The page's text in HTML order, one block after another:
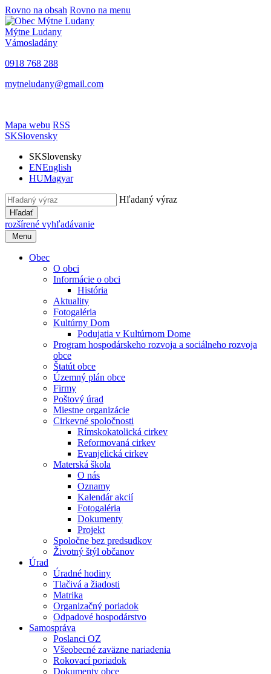
Rovno na obsah Rovno na menu
Mýtne Ludany
Vámosladány
0918 768 288
mytneludany@gmail.com
Mapa webu RSS
SKSlovensky
SKSlovensky
ENEnglish
HUMagyar
Hľadaný výraz
Hľadať
rozšírené vyhľadávanie
Menu
Obec
O obci
Informácie o obci
História
Aktuality
Fotogaléria
Kultúrny Dom
Podujatia v Kultúrnom Dome
Program hospodárskeho rozvoja a sociálneho rozvoja
obce
Štatút obce
Územný plán obce
Firmy
Poštový úrad
Miestne organizácie
Cirkevné spoločnosti
Rímskokatolická cirkev
Reformovaná cirkev
Evanjelická cirkev
Materská škola
O nás
Oznamy
Kalendár akcií
Fotogaléria
Dokumenty
Projekt
Spoločne bez predsudkov
Životný štýl občanov
Úrad
Úradné hodiny
Tlačivá a žiadosti
Matrika
Organizačný poriadok
Odpadové hospodárstvo
Samospráva
Poslanci OZ
Všeobecné zaväzne nariadenia
Rokovací poriadok
Dokumenty obce